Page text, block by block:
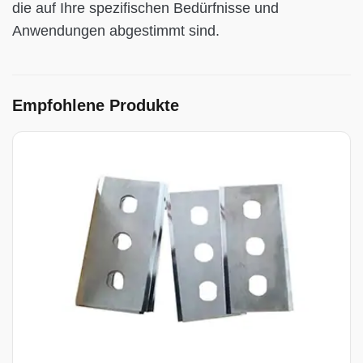
die auf Ihre spezifischen Bedürfnisse und
Anwendungen abgestimmt sind.
Empfohlene Produkte